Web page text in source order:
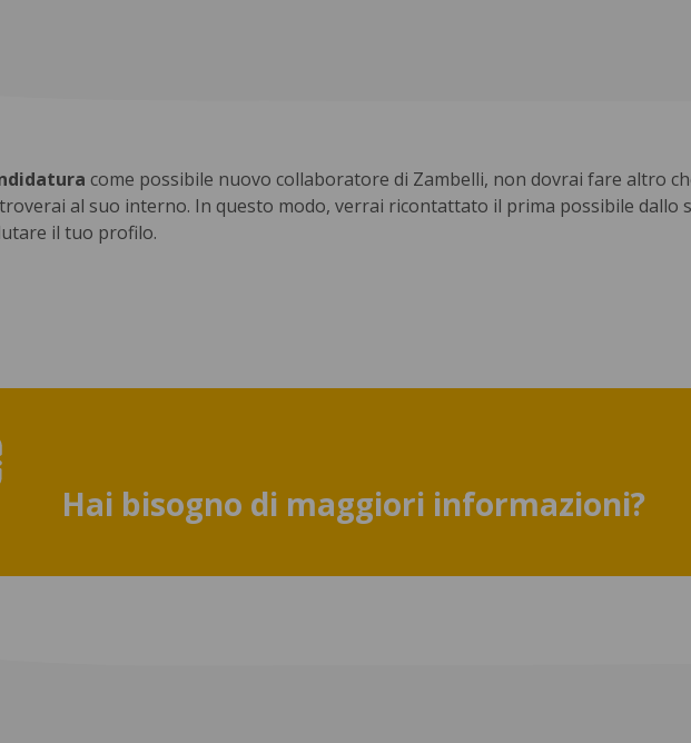
come possibile nuovo collaboratore di Zambelli, non dovrai fare altro
al suo interno. In questo modo, verrai ricontattato il prima possibile dallo
il tuo profilo.
Hai bisogno di maggiori informazioni?